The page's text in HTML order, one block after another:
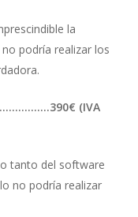
la
podría realizar los
(IVA
tanto del software
no podría realizar